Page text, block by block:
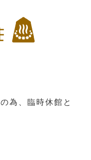
為、臨時休館と